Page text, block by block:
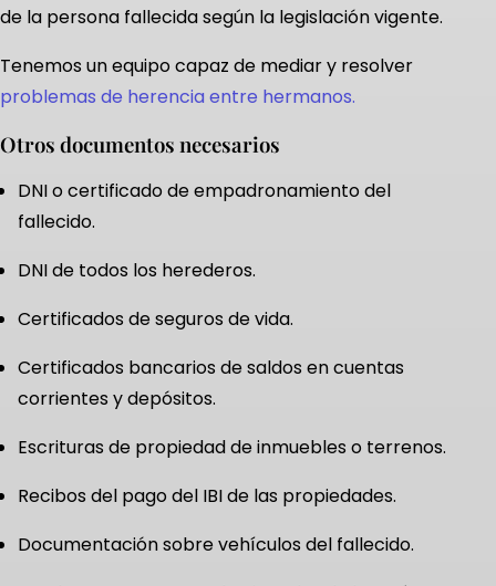
de la persona fallecida según la legislación vigente.
Tenemos un equipo capaz de mediar y resolver
problemas de herencia entre hermanos.
Otros documentos necesarios
DNI o certificado de empadronamiento del
fallecido.
DNI de todos los herederos.
Certificados de seguros de vida.
Certificados bancarios de saldos en cuentas
corrientes y depósitos.
Escrituras de propiedad de inmuebles o terrenos.
Recibos del pago del IBI de las propiedades.
Documentación sobre vehículos del fallecido.